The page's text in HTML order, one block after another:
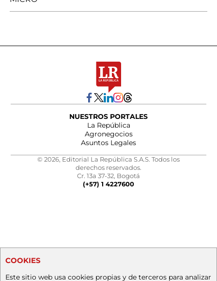
NUESTROS PORTALES
La República
Agronegocios
Asuntos Legales
© 2026, Editorial La República S.A.S. Todos los
derechos reservados.
Cr. 13a 37-32, Bogotá
(+57) 1 4227600
COOKIES
Este sitio web usa cookies propias y de terceros para analizar